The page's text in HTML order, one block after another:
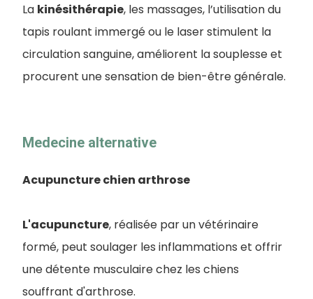
La kinésithérapie, les massages, l’utilisation du
tapis roulant immergé ou le laser stimulent la
circulation sanguine, améliorent la souplesse et
procurent une sensation de bien-être générale.
Medecine alternative
Acupuncture chien arthrose
L'acupuncture, réalisée par un vétérinaire
formé, peut soulager les inflammations et offrir
une détente musculaire chez les chiens
souffrant d'arthrose.